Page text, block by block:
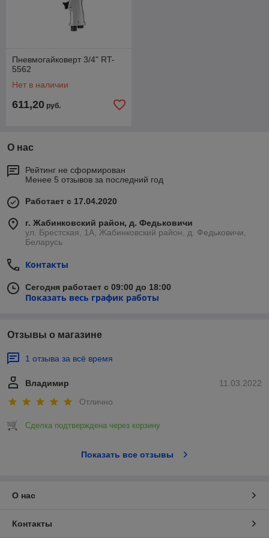
Пневматические гайковерты ¾ дюйма
надежное выполнение работ с крепежом. Благодаря
высокому крутящему моменту, простоте в использовании и
долговечности, такие модели становятся оптимальным
грузовыми автомобилями.
Пневмогайковерт 3/4" RT-
5562
Нет в наличии
611,20 руб.
О нас
Рейтинг не сформирован
Менее 5 отзывов за последний год
Работает с 17.04.2020
г. Жабинковский район, д. Федьковичи
ул. Брестская, 1А, Жабинковский район, д. Федьковичи,
Беларусь
Контакты
Сегодня работает с 09:00 до 18:00
Показать весь график работы
Отзывы о магазине
1 отзыва за всё время
11.03.2022
Владимир
Отлично
Сделка подтверждена через корзину
Показать все отзывы
О нас
Контакты